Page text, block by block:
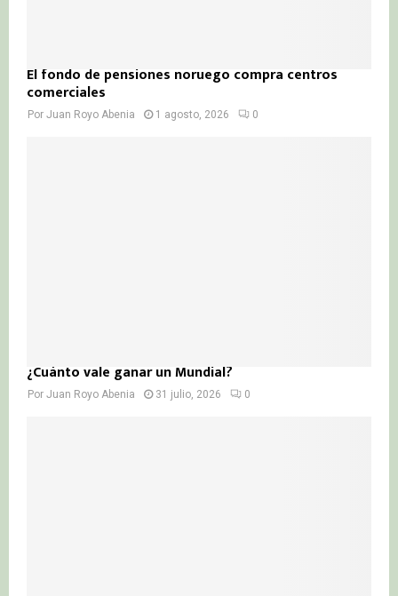
El fondo de pensiones noruego compra centros
comerciales
Por Juan Royo Abenia 1 agosto, 2026 0
¿Cuánto vale ganar un Mundial?
Por Juan Royo Abenia 31 julio, 2026 0